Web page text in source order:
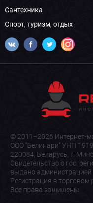
Сантехника
Спорт, туризм, отдых
© 2011–2026 Интернет-
ООО "Белинари" УНП
220084, Беларусь, г.
Свидетельство о гос.
выдано администрацией
Регистрация в
Все права защищены